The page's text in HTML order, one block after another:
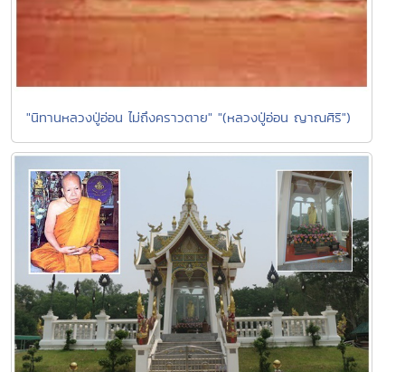
"นิทานหลวงปู่อ่อน ไม่ถึงคราวตาย" "(หลวงปู่อ่อน ญาณศิริ")